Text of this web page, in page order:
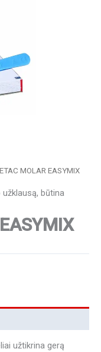
MOLAR EASYMIX
būtina
užtikrina gerą